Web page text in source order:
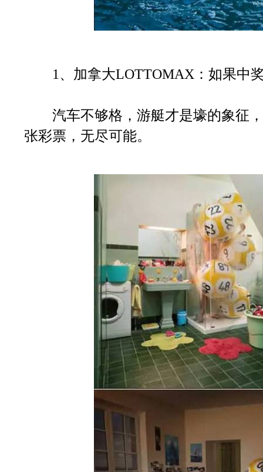
1、加拿大LOTTOMAX：如果中奖
汽车不够格，游艇才是壕的象征，
张彩票，无尽可能。